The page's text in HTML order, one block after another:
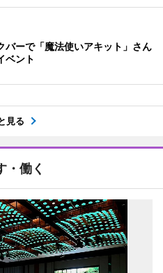
バーで「魔法使いアキット」さん
ベント
見る
・働く